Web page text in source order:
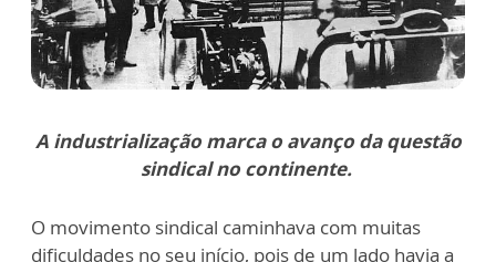
A industrialização marca o avanço da questão
sindical no continente.
O movimento sindical caminhava com muitas
dificuldades no seu início, pois de um lado havia a